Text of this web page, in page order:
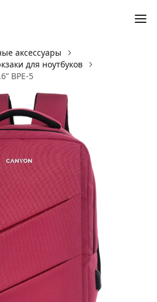
аксессуары
для ноутбуков
BPE-5